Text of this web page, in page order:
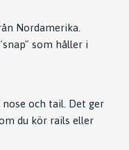
Nordamerika.
som håller i
och tail. Det ger
du kör rails eller